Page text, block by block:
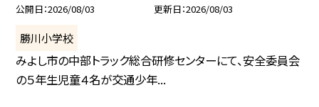
公開日 2026/08/03 更新日 2026/08/03
勝川小学校
みよし市の中部トラック総合研修センターにて、安全委員会
の５年生児童４名が交通少年...